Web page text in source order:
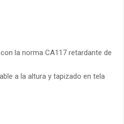
la norma CA117 retardante de
a la altura y tapizado en tela